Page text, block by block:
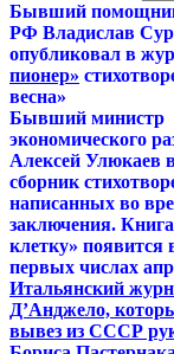
Бывший помощник
РФ Владислав
опубликовал в
пионер»
весна»
Бывший министр
экономического
Алексей Улюкаев
сборник
написанных во
заключения.
клетку» появится
первых числах
Итальянский
Д’Анджело,
вывез из СССР